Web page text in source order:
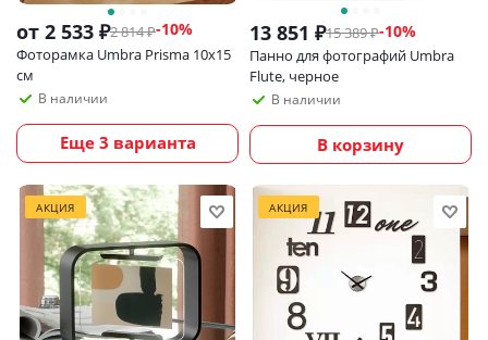
от 2 533 ₽2 814 ₽-10%
Фоторамка Umbra Prisma 10х15
см
В наличии
Еще 3 варианта
13 851 ₽15 389₽-10%
Панно для фотографий Umbra
Flute, черное
В наличии
В корзину
АКЦИЯ АКЦИЯ